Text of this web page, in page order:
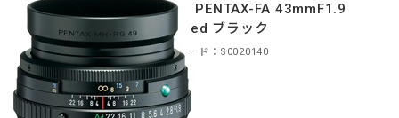
＊HD PENTAX-FA 43mmF1.9
Limited ブラック
商品コード：S0020140